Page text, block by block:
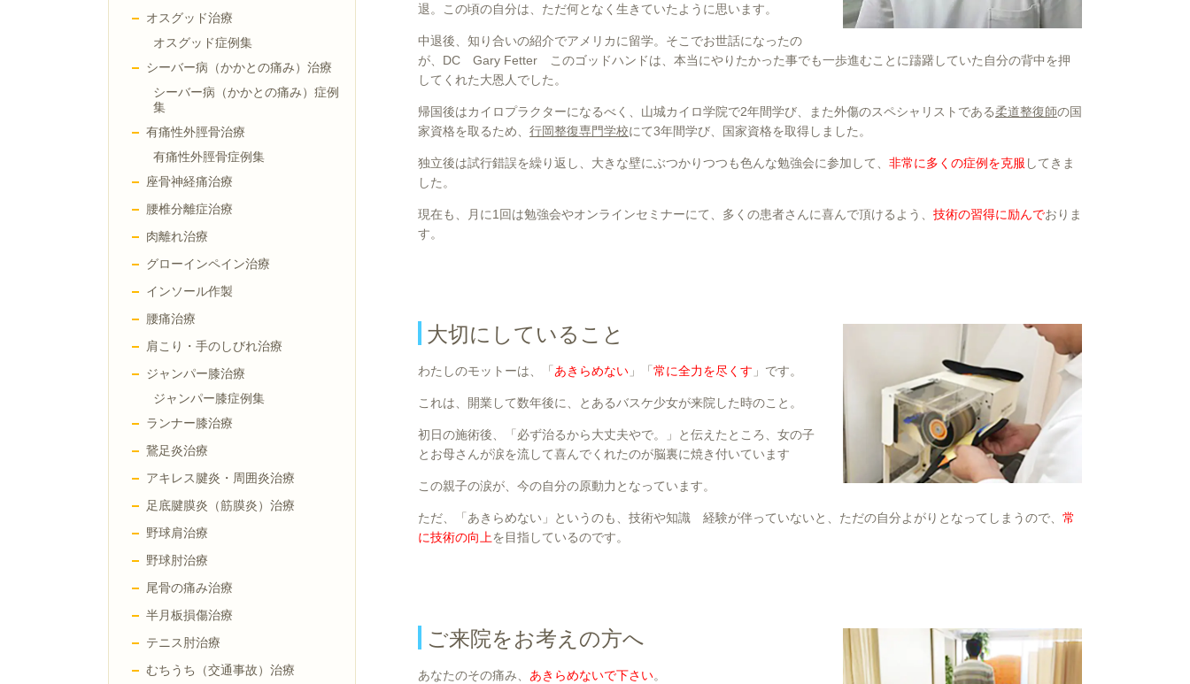
退。この頃の自分は、ただ何となく生きていたように思います。
中退後、知り合いの紹介でアメリカに留学。そこでお世話になったの
が、DC Gary Fetter このゴッドハンドは、本当にやりたかった事でも一歩進むことに躊躇していた自分の背中を押
してくれた大恩人でした。
帰国後はカイロプラクターになるべく、山城カイロ学院で2年間学び、また外傷のスペシャリストである柔道整復師の国
家資格を取るため、 行岡整復専門学校にて3年間学び、国家資格を取得しました。
独立後は試行錯誤を繰り返し、大きな壁にぶつかりつつも色んな勉強会に参加して、 非常に多くの症例を克服 してきま
した。
現在も、月に1回は勉強会やオンラインセミナーにて、多くの患者さんに喜んで頂けるよう、 技術の習得に励んでおりま
す。
大切にしていること
わたしのモットーは、「 あきらめない 」「 常に全力を尽くす 」です。
これは、開業して数年後に、とあるバスケ少女が来院した時のこと。
初日の施術後、「必ず治るから大丈夫やで。」と伝えたところ、女の子
とお母さんが涙を流して喜んでくれたのが脳裏に焼き付いています
この親子の涙が、今の自分の原動力となっています。
ただ、「あきらめない」というのも、技術や知識 経験が伴っていないと、ただの自分よがりとなってしまうので、 常
に技術の向上を目指しているのです。
ご来院をお考えの方へ
あなたのその痛み、 あきらめないで下さい。
オスグッド治療
オスグッド症例集
シーバー病（かかとの痛み）治療
シーバー病（かかとの痛み）症例
集
有痛性外脛骨治療
有痛性外脛骨症例集
座骨神経痛治療
腰椎分離症治療
肉離れ治療
グローインペイン治療
インソール作製
腰痛治療
肩こり・手のしびれ治療
ジャンパー膝治療
ジャンパー膝症例集
ランナー膝治療
鵞足炎治療
アキレス腱炎・周囲炎治療
足底腱膜炎（筋膜炎）治療
野球肩治療
野球肘治療
尾骨の痛み治療
半月板損傷治療
テニス肘治療
むちうち（交通事故）治療